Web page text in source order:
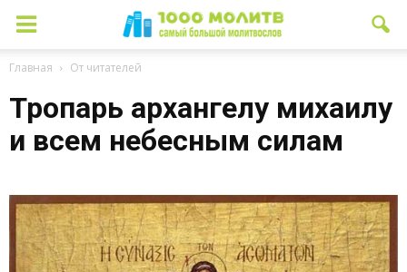
Главная От читателей
Тропарь архангелу михаилу
и всем небесным силам